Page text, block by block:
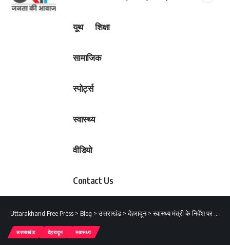
यूथ शिक्षा
सामाजिक
स्पोर्ट्स
स्वास्थ्य
वीडियो
Contact Us
Uttarakhand Free Press > Blog >उत्तराखंड >देहरादून>स्वास्थ्य मंत्री के निर्देश पर शासन ने जारी किया वेतनवृद्धि का आदेश
उत्तराखंड देहरादून स्वास्थ्य